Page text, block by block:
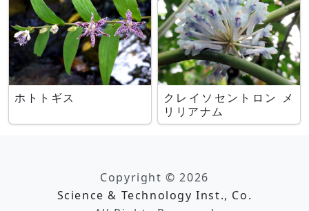
ホトトギス
クレイソセントロン メ
リリアナム
Copyright © 2026
Science & Technology Inst., Co.